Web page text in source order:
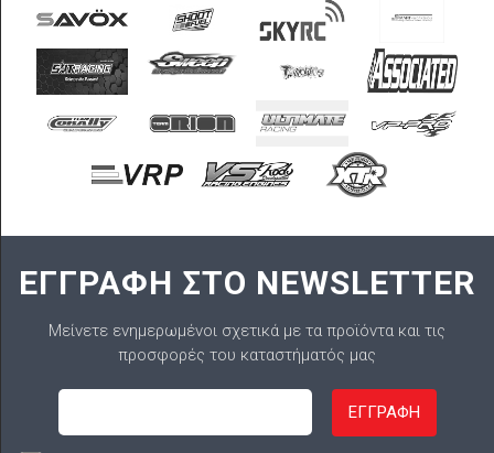
ΕΓΓΡΑΦΗ ΣΤΟ NEWSLETTER
Μείνετε ενημερωμένοι σχετικά με τα προϊόντα και τις
προσφορές του καταστήματός μας
ΕΓΓΡΑΦΗ